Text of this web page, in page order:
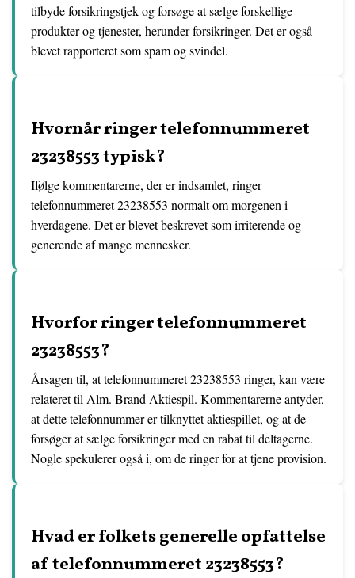
tilbyde forsikringstjek og forsøge at sælge forskellige
produkter og tjenester, herunder forsikringer. Det er også
blevet rapporteret som spam og svindel.
Hvornår ringer telefonnummeret
23238553 typisk?
Ifølge kommentarerne, der er indsamlet, ringer
telefonnummeret 23238553 normalt om morgenen i
hverdagene. Det er blevet beskrevet som irriterende og
generende af mange mennesker.
Hvorfor ringer telefonnummeret
23238553?
Årsagen til, at telefonnummeret 23238553 ringer, kan være
relateret til Alm. Brand Aktiespil. Kommentarerne antyder,
at dette telefonnummer er tilknyttet aktiespillet, og at de
forsøger at sælge forsikringer med en rabat til deltagerne.
Nogle spekulerer også i, om de ringer for at tjene provision.
Hvad er folkets generelle opfattelse
af telefonnummeret 23238553?